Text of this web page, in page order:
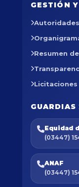
GESTIÓN
Autoridades
Resumen
Licitaciones
GUARDIAS
Equidad
(03447)
ANAF
(03447)